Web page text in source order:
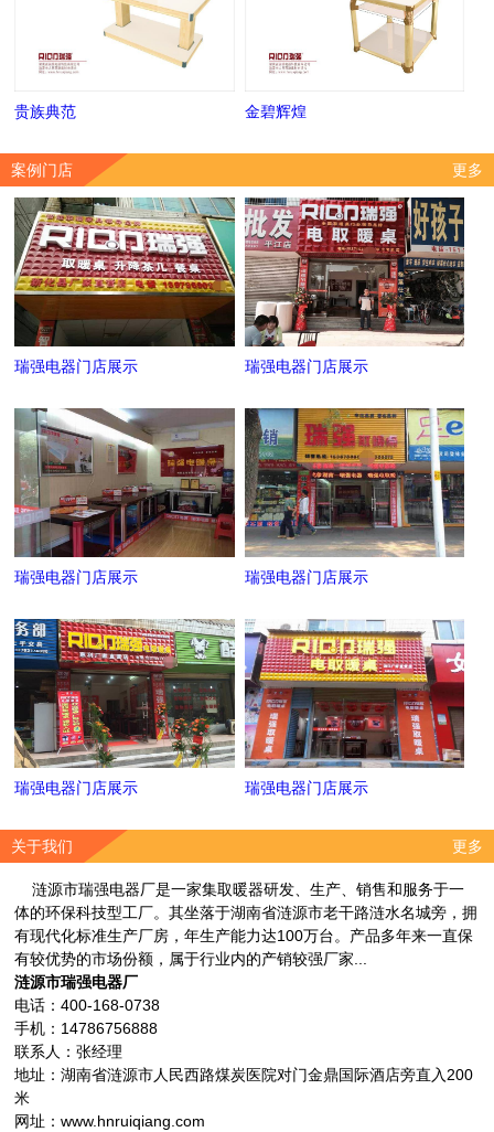
贵族典范 金碧辉煌
案例门店 更多
瑞强电器门店展示 瑞强电器门店展示
瑞强电器门店展示 瑞强电器门店展示
瑞强电器门店展示 瑞强电器门店展示
关于我们 更多
涟源市瑞强电器厂是一家集取暖器研发、生产、销售和服务于一
体的环保科技型工厂。其坐落于湖南省涟源市老干路涟水名城旁，拥
有现代化标准生产厂房，年生产能力达100万台。产品多年来一直保
有较优势的市场份额，属于行业内的产销较强厂家...
涟源市瑞强电器厂
电话：400-168-0738
手机：14786756888
联系人：张经理
地址：湖南省涟源市人民西路煤炭医院对门金鼎国际酒店旁直入200
米
网址：www.hnruiqiang.com